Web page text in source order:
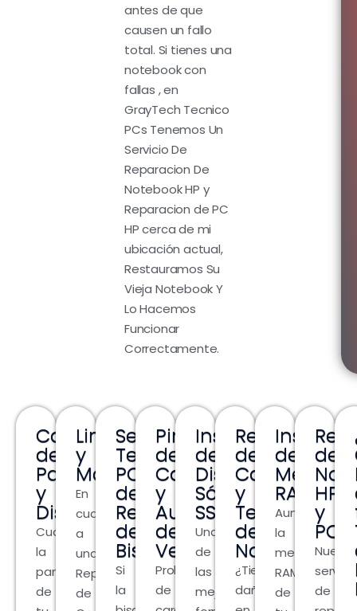
antes de que
causen un fallo
total. Si tienes una
notebook con
fallas , en
GrayTech Tecnico
PCs Tenemos Un
Servicio De
Reparacion De
Notebook HP y
Reparacion de PC
HP cerca de mi
ubicación actual,
Restauramos Su
Vieja Notebook Y
Lo Hacemos
Funcionar
Correctamente.
Cambio
de
Pantalla
y
Display
Cuando
la
pantalla
de
Limpieza
y
Mantenimiento
En
cuanto
a
una
Reparacion
de
Servicio
Tecnico
PC
de
Reparacion
de
Bisagras
Si
la
Pin
de
Carga
y
Aumento
de
Velocidad
Problemas
de
Instalación
de
Discos
Sólidos
SSD
Una
de
las
mejores
Reparacion
de
Carcasa
y
Teclado
de
Notebook
¿Tienes
daños
de
RAM
Aumentar
la
memoria
RAM
de
de
HP
y
PC:
de